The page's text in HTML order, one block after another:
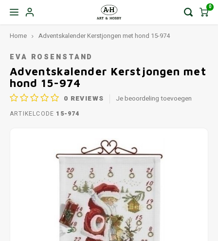
0
Home Adventskalender Kerstjongen met hond 15-974
EVA ROSENSTAND
Adventskalender Kerstjongen met
hond 15-974
0 REVIEWS Je beoordeling toevoegen
ARTIKELCODE 15-974